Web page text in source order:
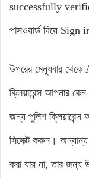
successfully
পাসওয়ার্ড দিয়ে Sign
উপরের মেন্যুবার
ক্লিয়ারেন্স আপনার
জন্য পুলিশ
সিলেক্ট করুন।
করা যায় না, তার জন্য